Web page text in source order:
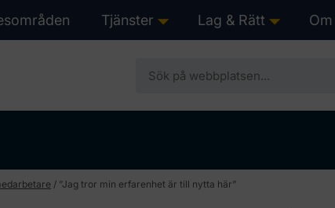
Tjänster show submenu for
Lag & Rätt show
/ ”Jag tror min erfarenhet är till nytta här”